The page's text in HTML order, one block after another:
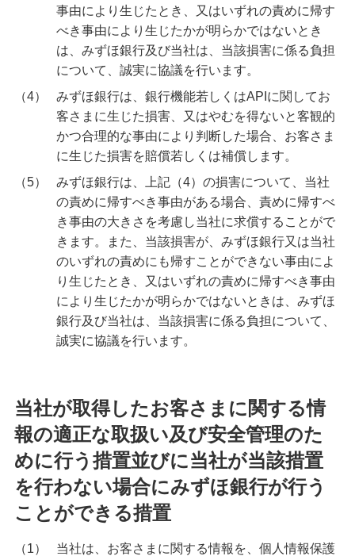
事由により生じたとき、又はいずれの責めに帰す
べき事由により生じたかが明らかではないとき
は、みずほ銀行及び当社は、当該損害に係る負担
について、誠実に協議を行います。
（4）
みずほ銀行は、銀行機能若しくはAPIに関してお
客さまに生じた損害、又はやむを得ないと客観的
かつ合理的な事由により判断した場合、お客さま
に生じた損害を賠償若しくは補償します。
（5）
みずほ銀行は、上記（4）の損害について、当社
の責めに帰すべき事由がある場合、責めに帰すべ
き事由の大きさを考慮し当社に求償することがで
きます。また、当該損害が、みずほ銀行又は当社
のいずれの責めにも帰すことができない事由によ
り生じたとき、又はいずれの責めに帰すべき事由
により生じたかが明らかではないときは、みずほ
銀行及び当社は、当該損害に係る負担について、
誠実に協議を行います。
当社が取得したお客さまに関する情
報の適正な取扱い及び安全管理のた
めに行う措置並びに当社が当該措置
を行わない場合にみずほ銀行が行う
ことができる措置
（1）
当社は、お客さまに関する情報を、個人情報保護